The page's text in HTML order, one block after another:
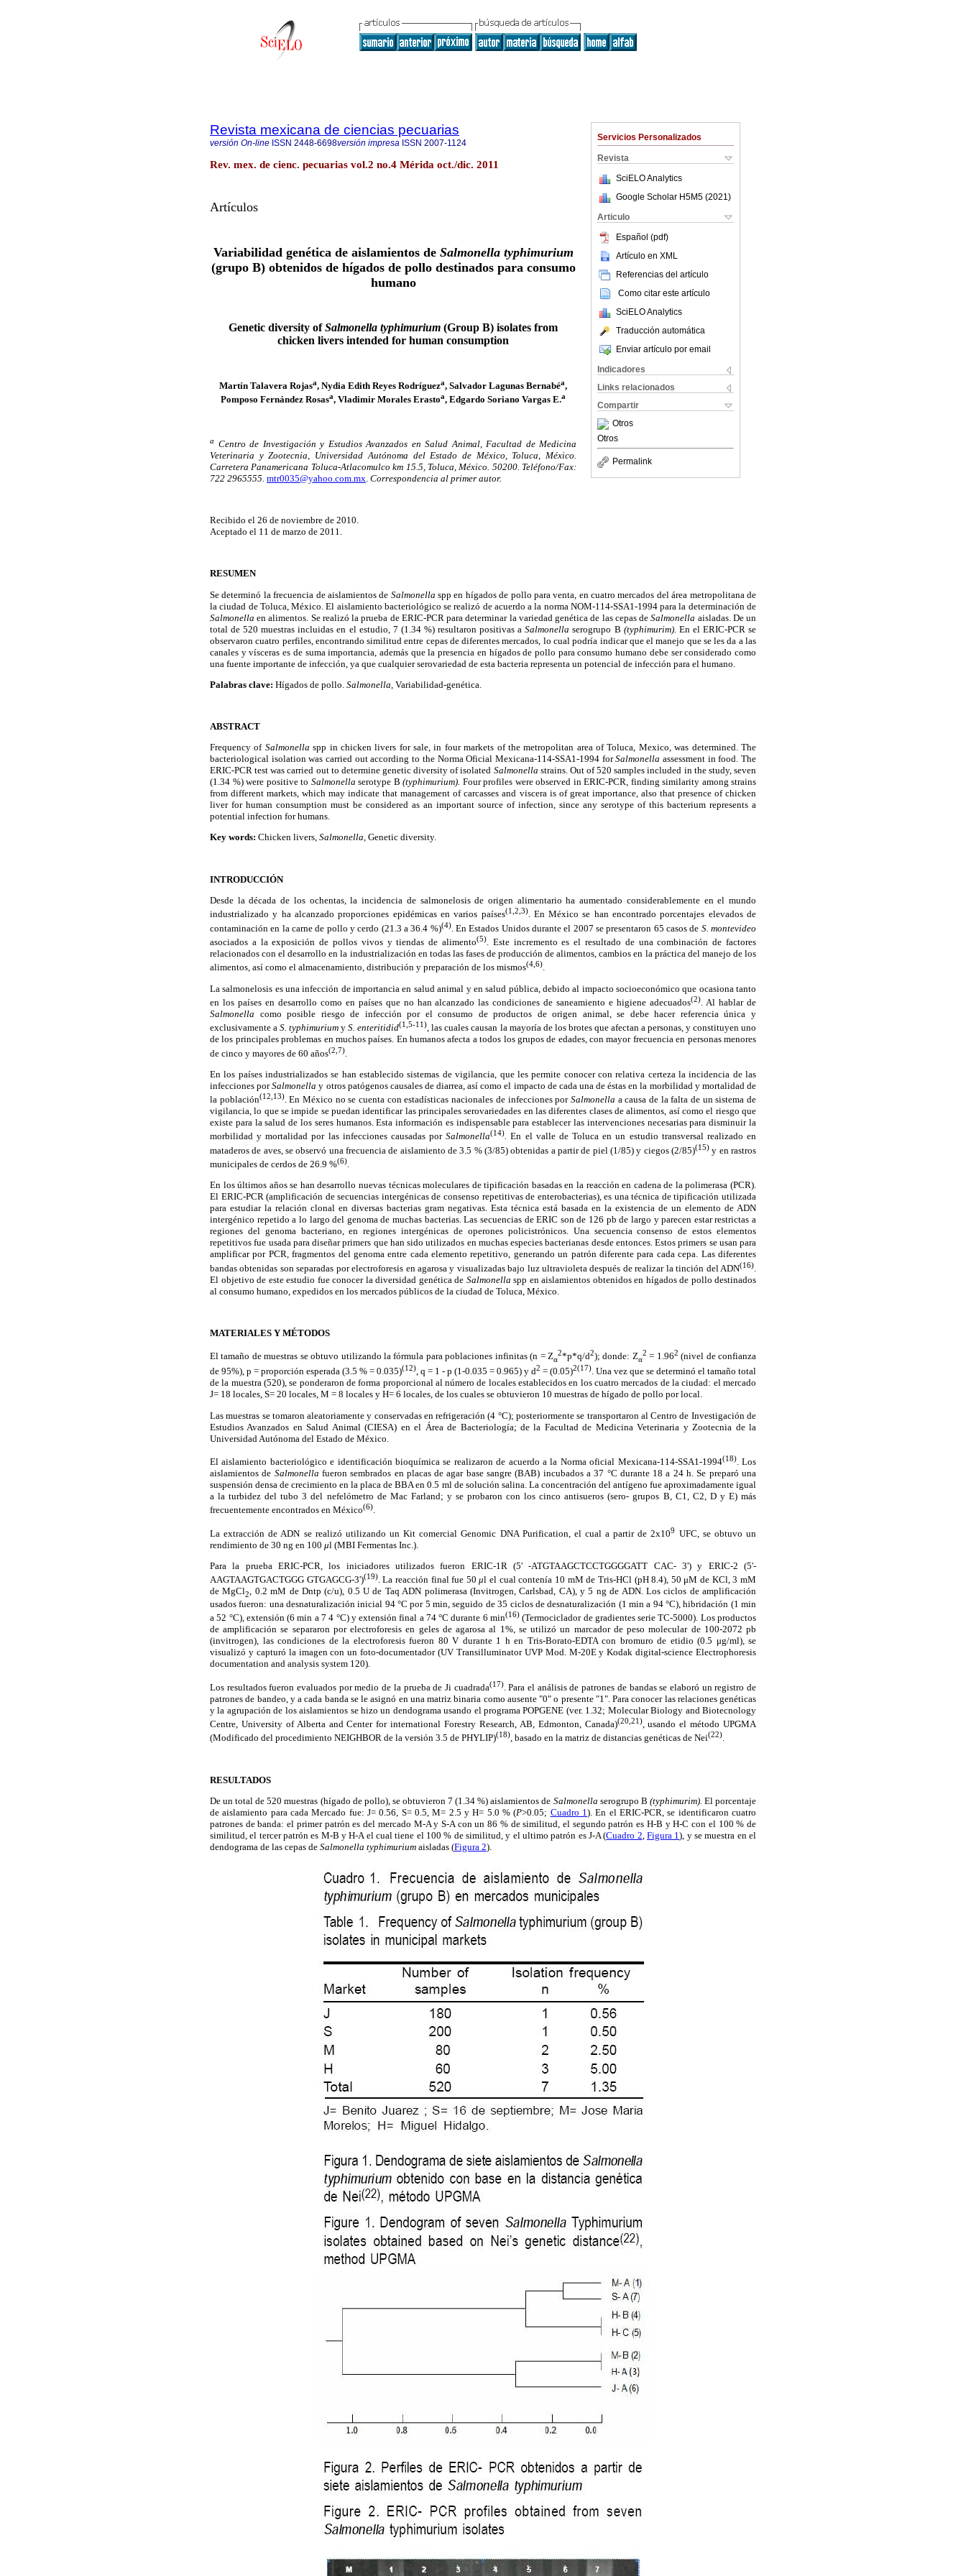
Servicios Personalizados
Revista
SciELO Analytics
Google Scholar H5M5 (2021 )
Articulo
Español (pdf)
Artículo en XML
Referencias del artículo
Como citar este artículo
SciELO Analytics
Traducción automática
Enviar artículo por email
Indicadores
Links relacionados
Compartir
Otros
Otros
Permalink
Revista mexicana de ciencias pecuarias
versión On-line ISSN 2448-6698versión impresa ISSN 2007-1124
Rev. mex. de cienc. pecuarias vol.2 no.4 Mérida oct./dic. 2011
Artículos
Variabilidad genética de aislamientos de Salmonella typhimurium
(grupo B) obtenidos de hígados de pollo destinados para consumo
humano
Genetic diversity ofSalmonella typhimurium (Group B) isolates from
chicken livers intended for human consumption
Martín Talavera Rojasa, Nydia Edith Reyes Rodrígueza, Salvador Lagunas Bernabéa,
Pomposo Fernández Rosasa, Vladimir Morales Erastoa, Edgardo Soriano Vargas E.a
a Centro de Investigación y Estudios Avanzados en Salud Animal, Facultad de Medicina
Veterinaria y Zootecnia, Universidad Autónoma del Estado de México, Toluca, México.
Carretera Panamericana Toluca-Atlacomulco km 15.5, Toluca, México. 50200. Teléfono/Fax:
722 2965555. mtr0035@yahoo.com.mx Correspondencia al primer autor.
Recibido el 26 de noviembre de 2010.
Aceptado el 11 de marzo de 2011.
RESUMEN
Se determinó la frecuencia de aislamientos de Salmonella spp en hígados de pollo para venta, en cuatro mercados del área metropolitana de
la ciudad de Toluca, México. El aislamiento bacteriológico se realizó de acuerdo a la norma NOM-114-SSA1-1994 para la determinación de
Salmonella en alimentos. Se realizó la prueba de ERIC-PCR para determinar la variedad genética de las cepas deSalmonella aisladas. De un
total de 520 muestras incluidas en el estudio, 7 (1.34 %) resultaron positivas aSalmonella serogrupo B (typhimurim). En el ERIC-PCR se
observaron cuatro perfiles, encontrando similitud entre cepas de diferentes mercados, lo cual podría indicar que el manejo que se les da a las
canales y vísceras es de suma importancia, además que la presencia en hígados de pollo para consumo humano debe ser considerado como
una fuente importante de infección, ya que cualquier serovariedad de esta bacteria representa un potencial de infección para el humano.
Palabras clave: Hígados de pollo. Salmonella, Variabilidad-genética.
ABSTRACT
Frequency of Salmonella spp in chicken livers for sale, in four markets of the metropolitan area of Toluca, Mexico, was determined. The
bacteriological isolation was carried out according to the Norma Oficial Mexicana-114-SSA1-1994 forSalmonella assessment in food. The
ERIC-PCR test was carried out to determine genetic diversity of isolated Salmonella strains. Out of 520 samples included in the study, seven
(1.34 %) were positive to Salmonella serotype B (typhimurium). Four profiles were observed in ERIC-PCR, finding similarity among strains
from different markets, which may indicate that management of carcasses and viscera is of great importance, also that presence of chicken
liver for human consumption must be considered as an important source of infection, since any serotype of this bacterium represents a
potential infection for humans.
Key words: Chicken livers, Salmonella, Genetic diversity.
INTRODUCCIÓN
Desde la década de los ochentas, la incidencia de salmonelosis de origen alimentario ha aumentado considerablemente en el mundo
industrializado y ha alcanzado proporciones epidémicas en varios países(1,2,3). En México se han encontrado porcentajes elevados de
contaminación en la carne de pollo y cerdo (21.3 a 36.4 %)(4). En Estados Unidos durante el 2007 se presentaron 65 casos de S. montevideo
asociados a la exposición de pollos vivos y tiendas de alimento(5). Este incremento es el resultado de una combinación de factores
relacionados con el desarrollo en la industrialización en todas las fases de producción de alimentos, cambios en la práctica del manejo de los
alimentos, así como el almacenamiento, distribución y preparación de los mismos(4,6).
La salmonelosis es una infección de importancia en salud animal y en salud pública, debido al impacto socioeconómico que ocasiona tanto
en los países en desarrollo como en países que no han alcanzado las condiciones de saneamiento e higiene adecuados(2)
. Al hablar de
Salmonella como posible riesgo de infección por el consumo de productos de origen animal, se debe hacer referencia única y
exclusivamente aS. typhimurium yS. enteritidid(1,5-11), las cuales causan la mayoría de los brotes que afectan a personas, y constituyen uno
de los principales problemas en muchos países. En humanos afecta a todos los grupos de edades, con mayor frecuencia en personas menores
de cinco y mayores de 60 años(2,7)
En los países industrializados se han establecido sistemas de vigilancia, que les permite conocer con relativa certeza la incidencia de las
infecciones porSalmonella y otros patógenos causales de diarrea, así como el impacto de cada una de éstas en la morbilidad y mortalidad de
la población(12,13). En México no se cuenta con estadísticas nacionales de infecciones por Salmonella a causa de la falta de un sistema de
vigilancia, lo que se impide se puedan identificar las principales serovariedades en las diferentes clases de alimentos, así como el riesgo que
existe para la salud de los seres humanos. Esta información es indispensable para establecer las intervenciones necesarias para disminuir la
morbilidad y mortalidad por las infecciones causadas porSalmonella(14). En el valle de Toluca en un estudio transversal realizado en
mataderos de aves, se observó una frecuencia de aislamiento de 3.5 % (3/85) obtenidas a partir de piel (1/85) y ciegos (2/85)(15) y en rastros
municipales de cerdos de 26.9 %(6).
En los últimos años se han desarrollo nuevas técnicas moleculares de tipificación basadas en la reacción en cadena de la polimerasa (PCR).
El ERIC-PCR (amplificación de secuencias intergénicas de consenso repetitivas de enterobacterias), es una técnica de tipificación utilizada
para estudiar la relación clonal en diversas bacterias gram negativas. Esta técnica está basada en la existencia de un elemento de ADN
intergénico repetido a lo largo del genoma de muchas bacterias. Las secuencias de ERIC son de 126 pb de largo y parecen estar restrictas a
regiones del genoma bacteriano, en regiones intergénicas de operones policistrónicos. Una secuencia consenso de estos elementos
repetitivos fue usada para diseñar primers que han sido utilizados en muchas especies bacterianas desde entonces. Estos primers se usan para
amplificar por PCR, fragmentos del genoma entre cada elemento repetitivo, generando un patrón diferente para cada cepa. Las diferentes
bandas obtenidas son separadas por electroforesis en agarosa y visualizadas bajo luz ultravioleta después de realizar la tinción del ADN(16)
El objetivo de este estudio fue conocer la diversidad genética de Salmonella spp en aislamientos obtenidos en hígados de pollo destinados
al consumo humano, expedidos en los mercados públicos de la ciudad de Toluca, México.
MATERIALES Y MÉTODOS
El tamaño de muestras se obtuvo utilizando la fórmula para poblaciones infinitas (n = Zα
2*p*q/d2); donde: Zα
2 = 1.962 (nivel de confianza
de 95%), p = proporción esperada (3.5 % = 0.035)(12), q = 1 - p (1-0.035 = 0.965) y d2 = (0.05)2(17). Una vez que se determinó el tamaño total
de la muestra (520), se ponderaron de forma proporcional al número de locales establecidos en los cuatro mercados de la ciudad: el mercado
J= 18 locales, S= 20 locales, M = 8 locales y H= 6 locales, de los cuales se obtuvieron 10 muestras de hígado de pollo por local.
Las muestras se tomaron aleatoriamente y conservadas en refrigeración (4 °C); posteriormente se transportaron al Centro de Investigación de
Estudios Avanzados en Salud Animal (CIESA) en el Área de Bacteriología; de la Facultad de Medicina Veterinaria y Zootecnia de la
Universidad Autónoma del Estado de México.
El aislamiento bacteriológico e identificación bioquímica se realizaron de acuerdo a la Norma oficial Mexicana-114-SSA1-1994(18). Los
aislamientos de Salmonella fueron sembrados en placas de agar base sangre (BAB) incubados a 37 °C durante 18 a 24 h. Se preparó una
suspensión densa de crecimiento en la placa de BBA en 0.5 ml de solución salina. La concentración del antígeno fue aproximadamente igual
a la turbidez del tubo 3 del nefelómetro de Mac Farland; y se probaron con los cinco antisueros (sero- grupos B, C1, C2, D y E) más
frecuentemente encontrados en México(6).
La extracción de ADN se realizó utilizando un Kit comercial Genomic DNA Purification, el cual a partir de 2x109 UFC, se obtuvo un
rendimiento de 30 ng en 100 μl (MBI Fermentas Inc.).
Para la prueba ERIC-PCR, los iniciadores utilizados fueron ERIC-1R (5' -ATGTAAGCTCCTGGGGATT CAC- 3') y ERIC-2 (5'-
AAGTAAGTGACTGGG GTGAGCG-3')(19). La reacción final fue 50μl el cual contenía 10 mM de Tris-HCl (pH 8.4), 50 μM de KCl, 3 mM
de MgCl2, 0.2 mM de Dntp (c/u), 0.5 U de Taq ADN polimerasa (Invitrogen, Carlsbad, CA), y 5 ng de ADN. Los ciclos de amplificación
usados fueron: una desnaturalización inicial 94 °C por 5 min, seguido de 35 ciclos de desnaturalización (1 min a 94 °C), hibridación (1 min
a 52 °C), extensión (6 min a 7 4 °C) y extensión final a 74 °C durante 6 min(16) (Termociclador de gradientes serie TC-5000). Los productos
de amplificación se separaron por electroforesis en geles de agarosa al 1%, se utilizó un marcador de peso molecular de 100-2072 pb
(invitrogen), las condiciones de la electroforesis fueron 80 V durante 1 h en Tris-Borato-EDTA con bromuro de etidio (0.5 μg/ml), se
visualizó y capturó la imagen con un foto-documentador (UV Transilluminator UVP Mod. M-20E y Kodak digital-science Electrophoresis
documentation and analysis system 120).
Los resultados fueron evaluados por medio de la prueba de Ji cuadrada(17). Para el análisis de patrones de bandas se elaboró un registro de
patrones de bandeo, y a cada banda se le asignó en una matriz binaria como ausente "0" o presente "1". Para conocer las relaciones genéticas
y la agrupación de los aislamientos se hizo un dendograma usando el programa POPGENE (ver. 1.32; Molecular Biology and Biotecnology
Centre, University of Alberta and Center for international Forestry Research, AB, Edmonton, Canada)(20,21), usando el método UPGMA
(Modificado del procedimiento NEIGHBOR de la versión 3.5 de PHYLIP)(18), basado en la matriz de distancias genéticas de Nei(22).
RESULTADOS
De un total de 520 muestras (hígado de pollo), se obtuvieron 7 (1.34 %) aislamientos de Salmonella serogrupo B (typhimurim). El porcentaje
de aislamiento para cada Mercado fue: J= 0.56, S= 0.5, M= 2.5 y H= 5.0 % (P>0.05; Cuadro 1). En el ERIC-PCR, se identificaron cuatro
patrones de banda: el primer patrón es del mercado M-A y S-A con un 86 % de similitud, el segundo patrón es H-B y H-C con el 100 % de
similitud, el tercer patrón es M-B y H-A el cual tiene el 100 % de similitud, y el ultimo patrón es J-A (Cuadro 2,Figura 1), y se muestra en el
dendograma de las cepas de Salmonella typhimurium aisladas (Figura 2).